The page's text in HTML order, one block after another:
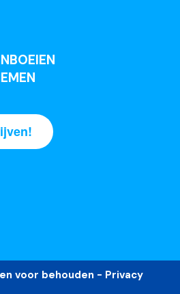
voor behouden - Privacy